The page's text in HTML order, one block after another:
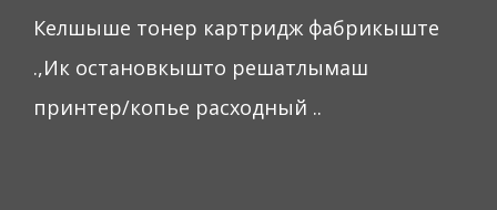
Келшыше тонер картридж фабрикыште
.,Ик остановкышто решатлымаш
принтер/копье расходный ..